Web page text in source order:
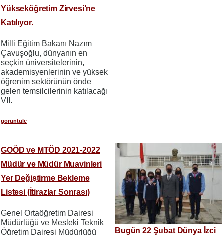
Yükseköğretim Zirvesi’ne
Katılıyor.
Milli Eğitim Bakanı Nazım
Çavuşoğlu, dünyanın en
seçkin üniversitelerinin,
akademisyenlerinin ve yüksek
öğrenim sektörünün önde
gelen temsilcilerinin katılacağı
VII.
görüntüle
GOÖD ve MTÖD 2021-2022
Müdür ve Müdür Muavinleri
Yer Değiştirme Bekleme
Listesi (İtirazlar Sonrası)
Genel Ortaöğretim Dairesi
Müdürlüğü ve Mesleki Teknik
Öğretim Dairesi Müdürlüğü
Bugün 22 Şubat Dünya İzci